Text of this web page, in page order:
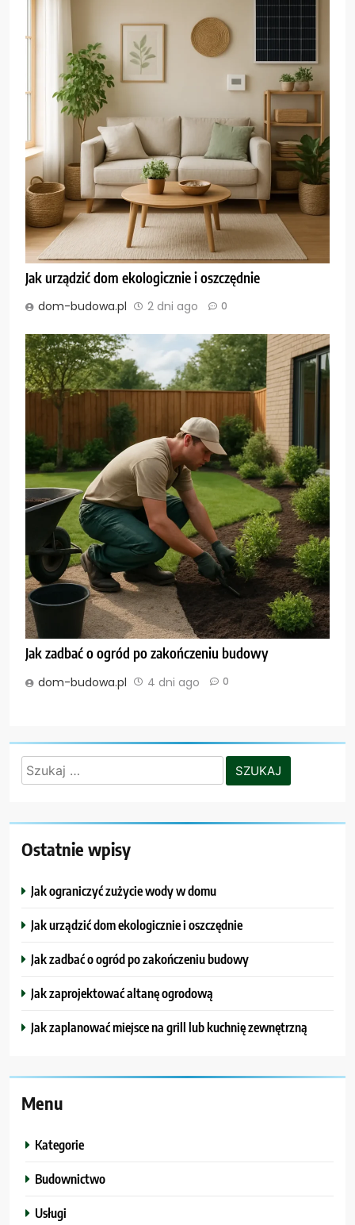
Jak urządzić dom ekologicznie i oszczędnie
dom-budowa.pl 2 dni ago 0
Jak zadbać o ogród po zakończeniu budowy
dom-budowa.pl 4 dni ago 0
Szukaj:
Ostatnie wpisy
Jak ograniczyć zużycie wody w domu
Jak urządzić dom ekologicznie i oszczędnie
Jak zadbać o ogród po zakończeniu budowy
Jak zaprojektować altanę ogrodową
Jak zaplanować miejsce na grill lub kuchnię zewnętrzną
Menu
Kategorie
Budownictwo
Usługi